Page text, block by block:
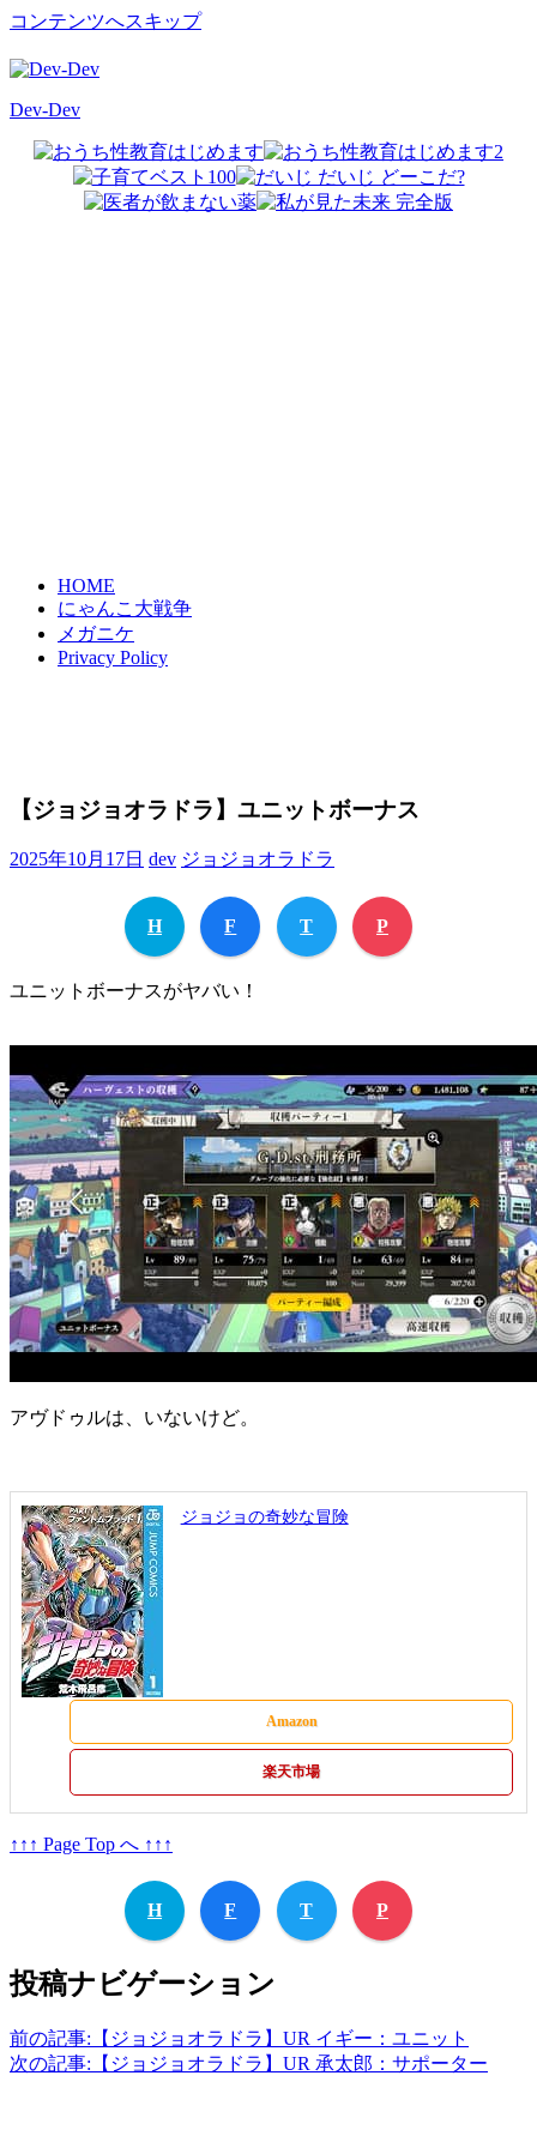
コンテンツへスキップ
Dev-Dev
HOME
にゃんこ大戦争
メガニケ
Privacy Policy
【ジョジョオラドラ】ユニットボーナス
2025年10月17日 dev ジョジョオラドラ
H F T P
ユニットボーナスがヤバい！
アヴドゥルは、いないけど。
ジョジョの奇妙な冒険
Amazon
楽天市場
↑↑↑ Page Top へ ↑↑↑
H F T P
投稿ナビゲーション
前の記事: 【ジョジョオラドラ】UR イギー：ユニット
次の記事: 【ジョジョオラドラ】UR 承太郎：サポーター